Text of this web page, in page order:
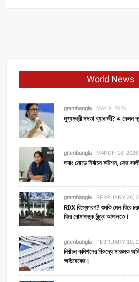
মহকুমা
World News
grambangla MAY 8, 2026
মুখ্যমন্ত্রী মমতা ব্যানার্জী? এ কেমন
grambangla MARCH 18, 2026
দাবাং মোডে নির্বাচন কমিশন, ফের
grambangla FEBRUARY 28,
RDX বিস্ফোরণ? হুমকি মেল ঘিরে
ঘিরে বোমাতঙ্ক চুঁচুড়া আদালতে।
grambangla FEBRUARY 18,
নির্বাচন কমিশনের বিরুদ্ধে
অভিষেকের।